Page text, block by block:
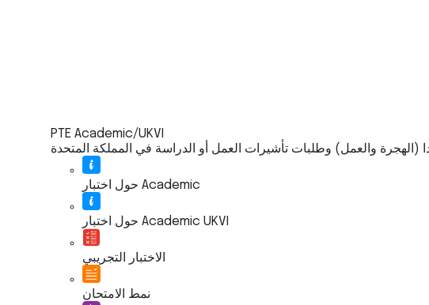
PTE Academic/UKVI
حول اختبار Academic
حول اختبار Academic UKVI
الاختبار التجريبي
نمط الامتحان